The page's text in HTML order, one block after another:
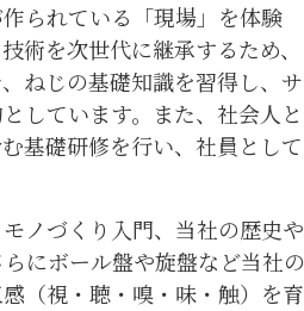
られている「現場」を体験
術を次世代に継承するため、
ねじの基礎知識を習得し、サ
しています。また、社会人と
基礎研修を行い、社員として
ノづくり入門、当社の歴史や
にボール盤や旋盤など当社の
（視・聴・嗅・味・触）を育